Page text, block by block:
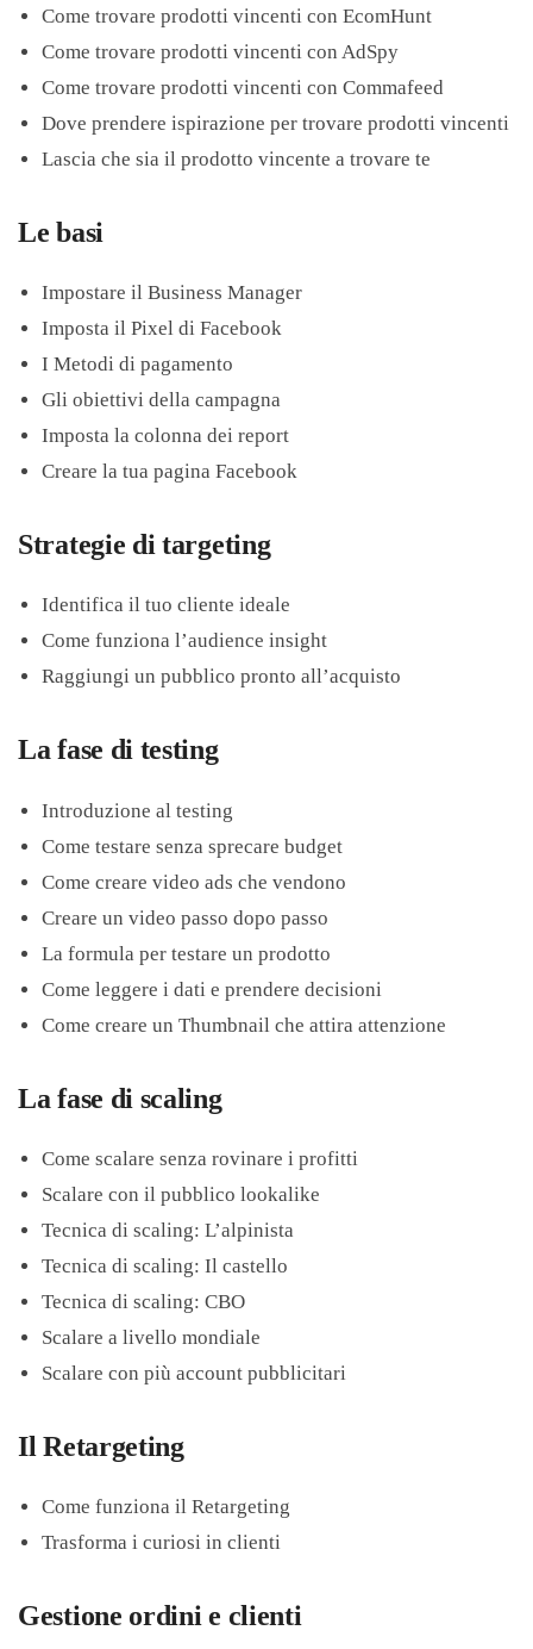
Come trovare prodotti vincenti con EcomHunt
Come trovare prodotti vincenti con AdSpy
Come trovare prodotti vincenti con Commafeed
Dove prendere ispirazione per trovare prodotti vincenti
Lascia che sia il prodotto vincente a trovare te
Le basi
Impostare il Business Manager
Imposta il Pixel di Facebook
I Metodi di pagamento
Gli obiettivi della campagna
Imposta la colonna dei report
Creare la tua pagina Facebook
Strategie di targeting
Identifica il tuo cliente ideale
Come funziona l’audience insight
Raggiungi un pubblico pronto all’acquisto
La fase di testing
Introduzione al testing
Come testare senza sprecare budget
Come creare video ads che vendono
Creare un video passo dopo passo
La formula per testare un prodotto
Come leggere i dati e prendere decisioni
Come creare un Thumbnail che attira attenzione
La fase di scaling
Come scalare senza rovinare i profitti
Scalare con il pubblico lookalike
Tecnica di scaling: L’alpinista
Tecnica di scaling: Il castello
Tecnica di scaling: CBO
Scalare a livello mondiale
Scalare con più account pubblicitari
Il Retargeting
Come funziona il Retargeting
Trasforma i curiosi in clienti
Gestione ordini e clienti